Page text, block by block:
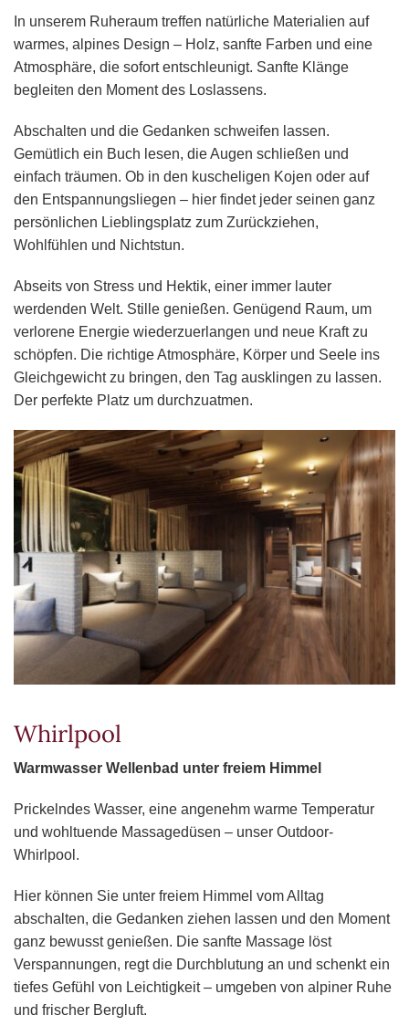
In unserem Ruheraum treffen natürliche Materialien auf
warmes, alpines Design – Holz, sanfte Farben und eine
Atmosphäre, die sofort entschleunigt. Sanfte Klänge
begleiten den Moment des Loslassens.
Abschalten und die Gedanken schweifen lassen.
Gemütlich ein Buch lesen, die Augen schließen und
einfach träumen. Ob in den kuscheligen Kojen oder auf
den Entspannungsliegen – hier findet jeder seinen ganz
persönlichen Lieblingsplatz zum Zurückziehen,
Wohlfühlen und Nichtstun.
Abseits von Stress und Hektik, einer immer lauter
werdenden Welt. Stille genießen. Genügend Raum, um
verlorene Energie wiederzuerlangen und neue Kraft zu
schöpfen. Die richtige Atmosphäre, Körper und Seele ins
Gleichgewicht zu bringen, den Tag ausklingen zu lassen.
Der perfekte Platz um durchzuatmen.
Whirlpool
Warmwasser Wellenbad unter freiem Himmel
Prickelndes Wasser, eine angenehm warme Temperatur
und wohltuende Massagedüsen – unser Outdoor-
Whirlpool.
Hier können Sie unter freiem Himmel vom Alltag
abschalten, die Gedanken ziehen lassen und den Moment
ganz bewusst genießen. Die sanfte Massage löst
Verspannungen, regt die Durchblutung an und schenkt ein
tiefes Gefühl von Leichtigkeit – umgeben von alpiner Ruhe
und frischer Bergluft.